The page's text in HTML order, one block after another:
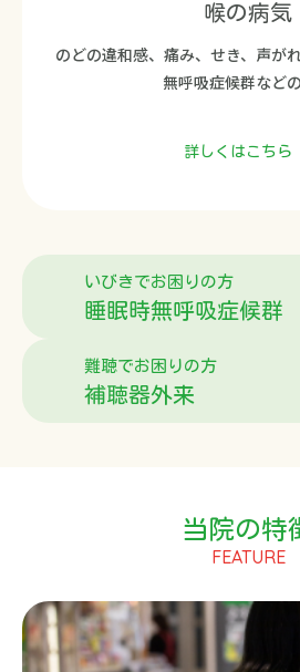
喉の病気
のどの違和感、痛み、せき、声が
無呼吸症候群など
詳しくはこちら
いびきでお困りの方
睡眠時無呼吸症候群
難聴でお困りの方
補聴器外来
当院の特
FEATURE